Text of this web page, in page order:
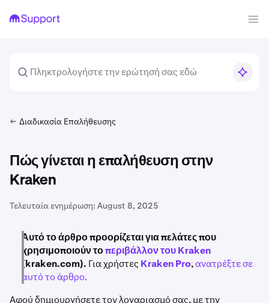
Διαδικασία Επαλήθευσης
Πώς γίνεται η επαλήθευση στην
Kraken
Τελευταία ενημέρωση: August 8, 2025
Αυτό το άρθρο προορίζεται για πελάτες που
χρησιμοποιούν τοπεριβάλλον του Kraken
(kraken.com). Για χρήστες Kraken Pro,ανατρέξτε σε
αυτό το άρθρο.
Αφού δημιουργήσετε τον λογαριασμό σας, με την